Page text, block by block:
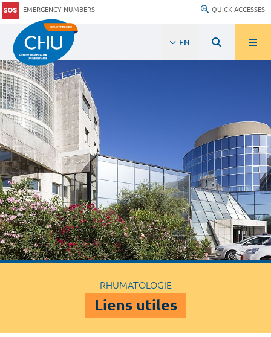
EMERGENCY NUMBERS QUICK ACCESSES
EN
RHUMATOLOGIE
Liens utiles